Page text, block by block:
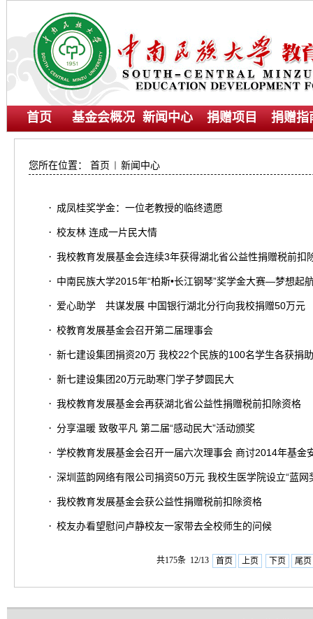
首页 基金会概况 新闻中心 捐赠项目 捐赠指
您所在位置： 首页 新闻中心
· 成凤桂奖学金：一位老教授的临终遗愿
· 校友林 连成一片民大情
· 我校教育发展基金会连续3年获得湖北省公益性捐赠税前扣
· 中南民族大学2015年“柏斯•长江钢琴”奖学金大赛—梦想起
· 爱心助学 共谋发展 中国银行湖北分行向我校捐赠50万元
· 校教育发展基金会召开第二届理事会
· 新七建设集团捐资20万 我校22个民族的100名学生各获捐
· 新七建设集团20万元助寒门学子梦圆民大
· 我校教育发展基金会再获湖北省公益性捐赠税前扣除资格
· 分享温暖 致敬平凡 第二届“感动民大”活动颁奖
· 学校教育发展基金会召开一届六次理事会 商讨2014年基金
· 深圳蓝韵网络有限公司捐资50万元 我校生医学院设立“蓝网
· 我校教育发展基金会获公益性捐赠税前扣除资格
· 校友办看望慰问卢静校友一家带去全校师生的问候
共175条 12/13 首页 上页 下页 尾页